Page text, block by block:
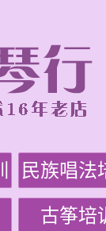
民族唱法
古筝培